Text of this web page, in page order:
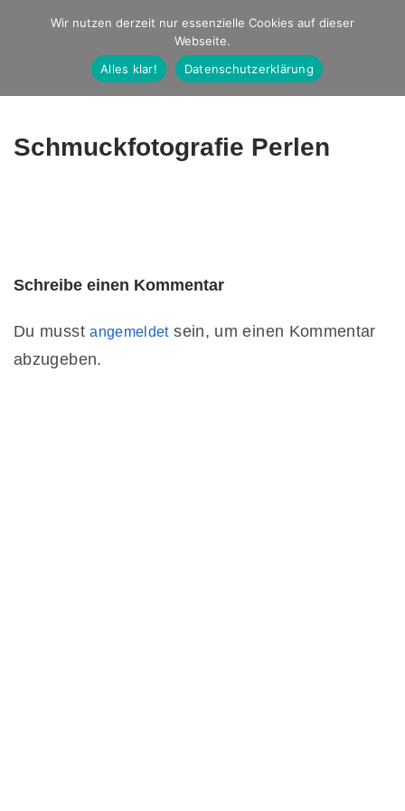
Studio Ernst
Fotografie
Schmuckfotografie Perlen
Schreibe einen Kommentar
Du musstangemeldetsein, um einen Kommentar
abzugeben.
Wir nutzen derzeit nur essenzielle Cookies auf dieser
Webseite.
Alles klar!
Datenschutzerklärung